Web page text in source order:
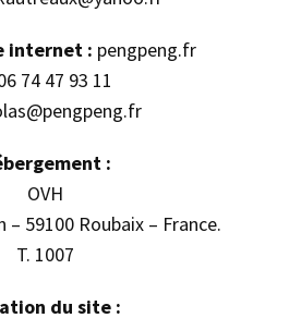
internet : pengpeng.fr
74 47 93 11
:
OVH
– 59100 Roubaix – France.
T. 1007
du site :